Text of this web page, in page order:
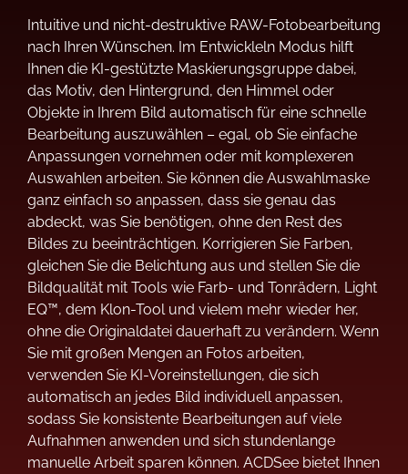
Intuitive und nicht-destruktive RAW-Fotobearbeitung
nach Ihren Wünschen. Im Entwickleln Modus hilft
Ihnen die KI-gestützte Maskierungsgruppe dabei,
das Motiv, den Hintergrund, den Himmel oder
Objekte in Ihrem Bild automatisch für eine schnelle
Bearbeitung auszuwählen – egal, ob Sie einfache
Anpassungen vornehmen oder mit komplexeren
Auswahlen arbeiten. Sie können die Auswahlmaske
ganz einfach so anpassen, dass sie genau das
abdeckt, was Sie benötigen, ohne den Rest des
Bildes zu beeinträchtigen. Korrigieren Sie Farben,
gleichen Sie die Belichtung aus und stellen Sie die
Bildqualität mit Tools wie Farb- und Tonrädern, Light
EQ™, dem Klon-Tool und vielem mehr wieder her,
ohne die Originaldatei dauerhaft zu verändern. Wenn
Sie mit großen Mengen an Fotos arbeiten,
verwenden Sie KI-Voreinstellungen, die sich
automatisch an jedes Bild individuell anpassen,
sodass Sie konsistente Bearbeitungen auf viele
Aufnahmen anwenden und sich stundenlange
manuelle Arbeit sparen können. ACDSee bietet Ihnen